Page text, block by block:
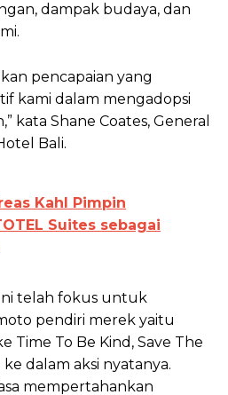
dampak budaya, dan
pencapaian yang
kami dalam mengadopsi
kata Shane Coates, General
Bali.
Kahl Pimpin
Suites sebagai
telah fokus untuk
pendiri merek yaitu
Time To Be Kind, Save The
dalam aksi nyatanya.
mempertahankan